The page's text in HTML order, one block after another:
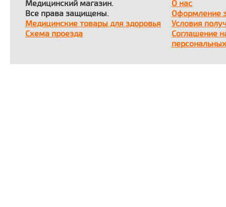
Медицинский магазин.
Все права защищены.
Медицинские товары для здоровья
Схема проезда
О нас
Оформление
Условия
Соглашение